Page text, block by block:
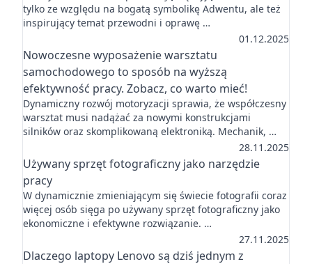
tylko ze względu na bogatą symbolikę Adwentu, ale też
inspirujący temat przewodni i oprawę …
01.12.2025
Nowoczesne wyposażenie warsztatu
samochodowego to sposób na wyższą
efektywność pracy. Zobacz, co warto mieć!
Dynamiczny rozwój motoryzacji sprawia, że współczesny
warsztat musi nadążać za nowymi konstrukcjami
silników oraz skomplikowaną elektroniką. Mechanik, …
28.11.2025
Używany sprzęt fotograficzny jako narzędzie
pracy
W dynamicznie zmieniającym się świecie fotografii coraz
więcej osób sięga po używany sprzęt fotograficzny jako
ekonomiczne i efektywne rozwiązanie. …
27.11.2025
Dlaczego laptopy Lenovo są dziś jednym z